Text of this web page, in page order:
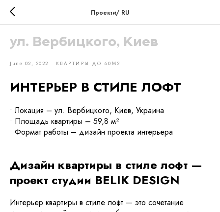
Проекти/ RU
ул. Вербицкого, Киев
June 02, 2022 КВАРТИРЫ ДО 60М2
ИНТЕРЬЕР В СТИЛЕ ЛОФТ
• Локация – ул. Вербицкого, Киев, Украина
• Площадь квартиры – 59,8 м²
• Формат работы – дизайн проекта интерьера
Дизайн квартиры в стиле лофт —
проект студии BELIK DESIGN
Интерьер квартиры в стиле лофт — это сочетание